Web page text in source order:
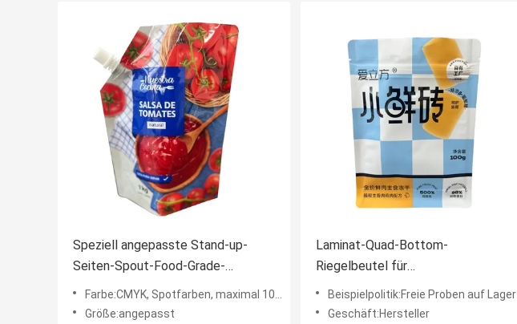
Speziell angepasste Stand-up-
Seiten-Spout-Food-Grade-
Verpackungstüten für Flüssigkeiten
Farbe:CMYK, Spotfarben, maximal 10 Farben, individuell angepasst
Größe:angepasst
Laminat-Quad-Bottom-
Riegelbeutel für
Lebensmittelverpackungen
Beispielpolitik:Freie Proben auf Lager angeboten
Geschäft:Hersteller